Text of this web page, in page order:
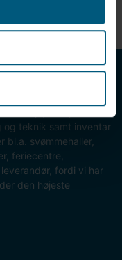
teknik samt inventar
bl.a. svømmehaller,
feriecentre,
fordi vi har
den højeste